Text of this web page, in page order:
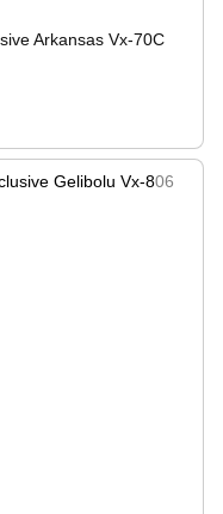
Arkansas Vx-70C